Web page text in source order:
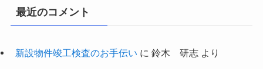
最近のコメント
新設物件竣工検査のお手伝い に 鈴木 研志より